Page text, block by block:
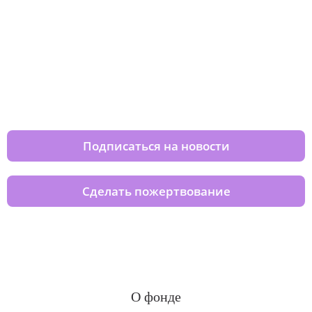
Подписаться на новости
Сделать пожертвование
О фонде